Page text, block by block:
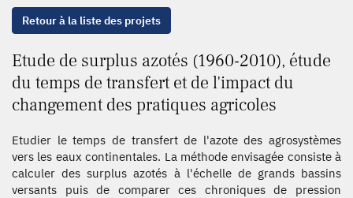
Retour à la liste des projets
Etude de surplus azotés (1960-2010), étude
du temps de transfert et de l'impact du
changement des pratiques agricoles
Etudier le temps de transfert de l'azote des agrosystèmes
vers les eaux continentales. La méthode envisagée consiste à
calculer des surplus azotés à l'échelle de grands bassins
versants puis de comparer ces chroniques de pression